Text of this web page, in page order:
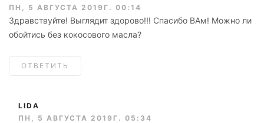
ПН, 5 АВГУСТА 2019Г. 00:14
Здравствуйте! Выглядит здорово!!! Спасибо ВАм! Можно ли
обойтись без кокосового масла?
ОТВЕТИТЬ
LIDA
ПН, 5 АВГУСТА 2019Г. 05:34